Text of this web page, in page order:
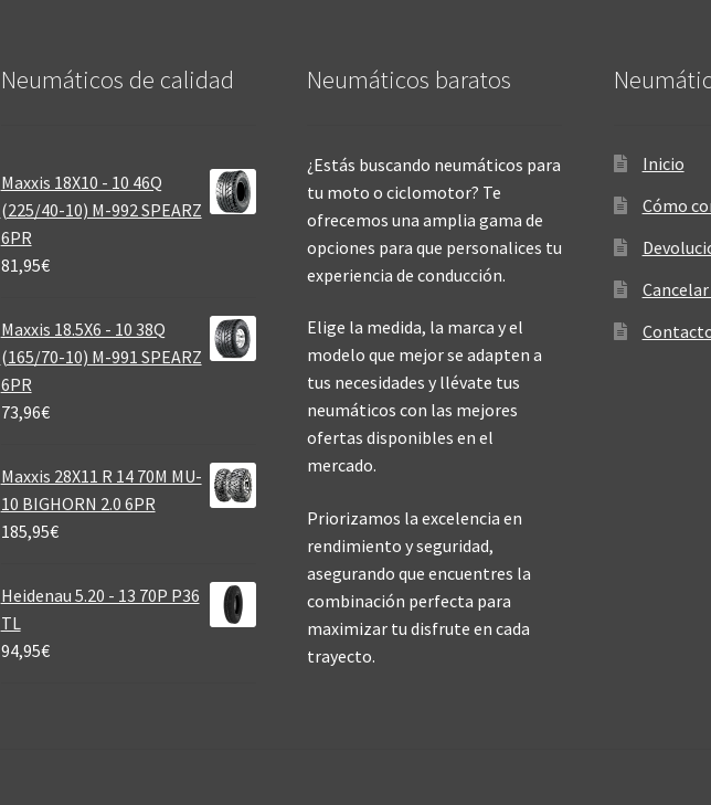
Neumáticos de calidad‎
Maxxis 18X10 - 10 46Q
(225/40-10) M-992 SPEARZ
6PR
81,95€
Maxxis 18.5X6 - 10 38Q
(165/70-10) M-991 SPEARZ
6PR
73,96€
Maxxis 28X11 R 14 70M MU-
10 BIGHORN 2.0 6PR
185,95€
Heidenau 5.20 - 13 70P P36
TL
94,95€
Neumáticos baratos
¿Estás buscando neumáticos para
tu moto o ciclomotor? Te
ofrecemos una amplia gama de
opciones para que personalices tu
experiencia de conducción.
Elige la medida, la marca y el
modelo que mejor se adapten a
tus necesidades y llévate tus
neumáticos con las mejores
ofertas disponibles en el
mercado.
Priorizamos la excelencia en
rendimiento y seguridad,
asegurando que encuentres la
combinación perfecta para
maximizar tu disfrute en cada
trayecto.
Inicio
Cómo